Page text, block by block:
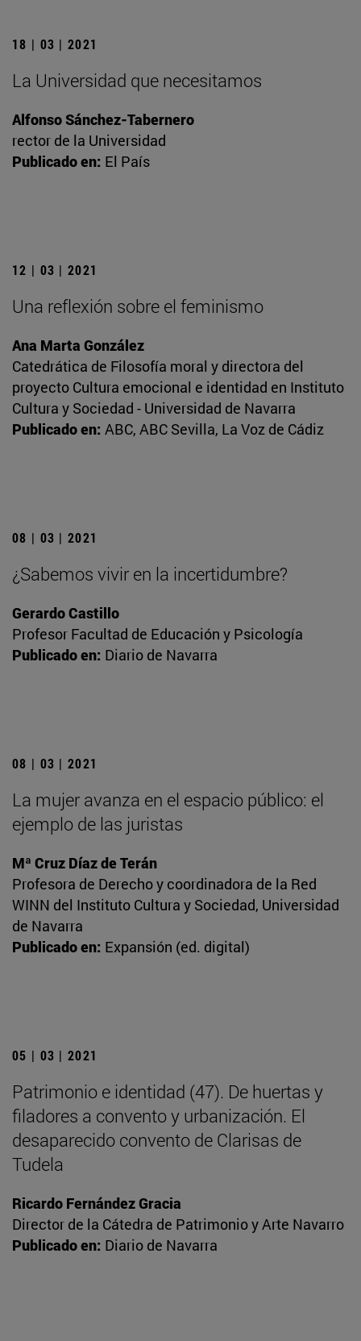
18 | 03 | 2021
La Universidad que necesitamos
Alfonso Sánchez-Tabernero
rector de la Universidad
Publicado en: El País
12 | 03 | 2021
Una reflexión sobre el feminismo
Ana Marta González
Catedrática de Filosofía moral y directora del
proyecto Cultura emocional e identidad en Instituto
Cultura y Sociedad - Universidad de Navarra
Publicado en: ABC, ABC Sevilla, La Voz de Cádiz
08 | 03 | 2021
¿Sabemos vivir en la incertidumbre?
Gerardo Castillo
Profesor Facultad de Educación y Psicología
Publicado en: Diario de Navarra
08 | 03 | 2021
La mujer avanza en el espacio público: el
ejemplo de las juristas
Mª Cruz Díaz de Terán
Profesora de Derecho y coordinadora de la Red
WINN del Instituto Cultura y Sociedad, Universidad
de Navarra
Publicado en: Expansión (ed. digital)
05 | 03 | 2021
Patrimonio e identidad (47). De huertas y
filadores a convento y urbanización. El
desaparecido convento de Clarisas de
Tudela
Ricardo Fernández Gracia
Director de la Cátedra de Patrimonio y Arte Navarro
Publicado en: Diario de Navarra